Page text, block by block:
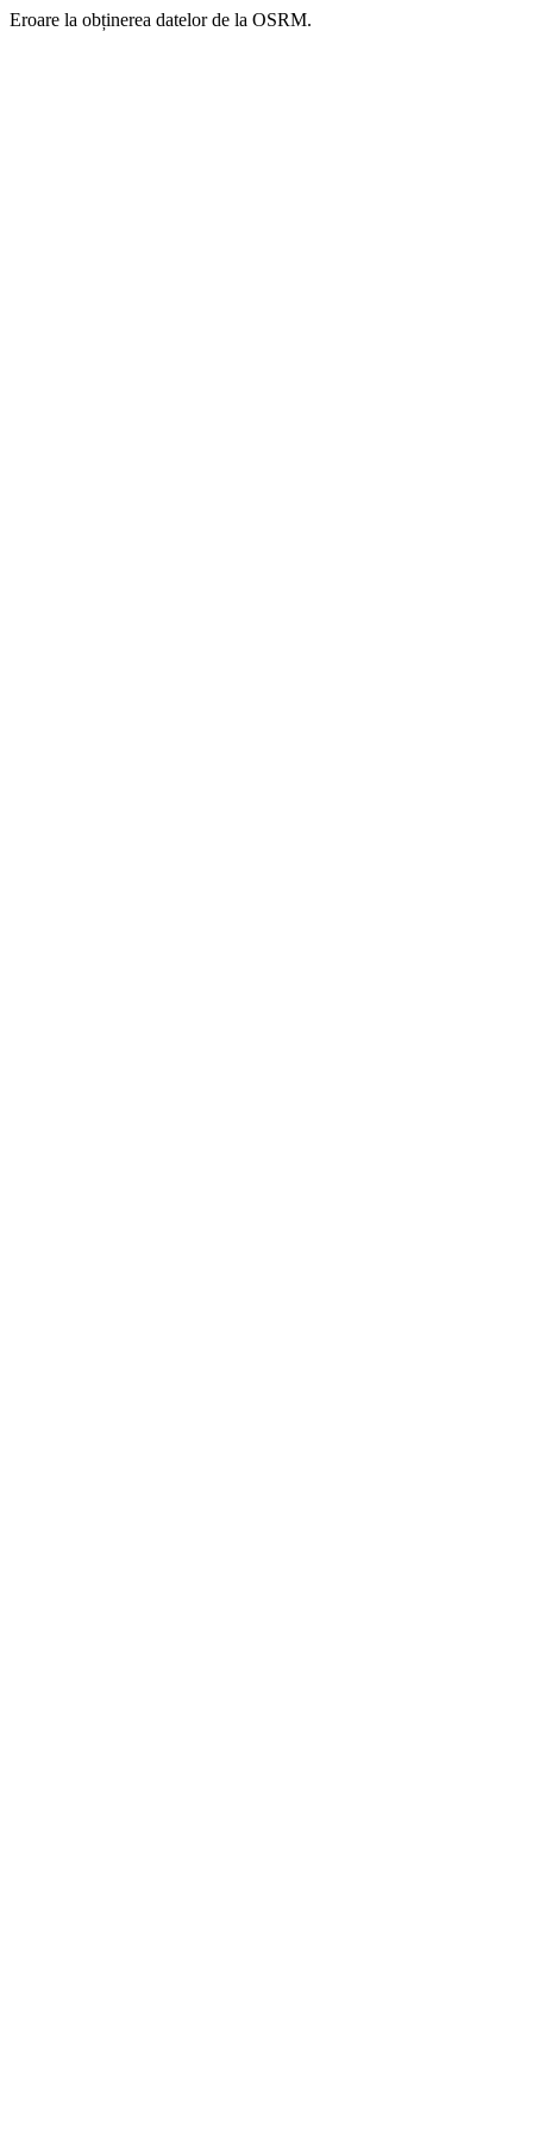
Eroare la obținerea datelor de la OSRM.